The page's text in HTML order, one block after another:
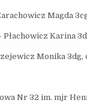
Magda
Płachowicz Karina
Monika 3dg,
Nr 32 im. mjr